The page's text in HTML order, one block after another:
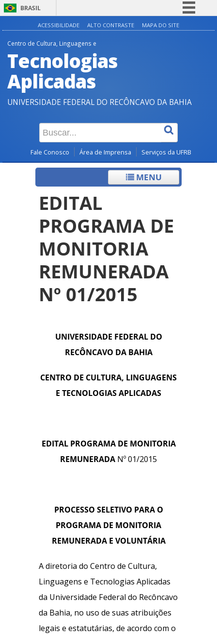
BRASIL
Simplifique!
Canais
ACESSIBILIDADE ALTO CONTRASTE MAPA DO SITE
Centro de Cultura, Linguagens e
Tecnologias
Aplicadas
UNIVERSIDADE FEDERAL DO RECÔNCAVO DA BAHIA
Fale Conosco Área de Imprensa Serviços da UFRB
MENU
EDITAL
PROGRAMA DE
MONITORIA
REMUNERADA
Nº 01/2015
UNIVERSIDADE FEDERAL DO
RECÔNCAVO DA BAHIA
CENTRO DE CULTURA, LINGUAGENS
E TECNOLOGIAS APLICADAS
EDITAL PROGRAMA DE MONITORIA
REMUNERADA Nº 01/2015
PROCESSO SELETIVO PARA O
PROGRAMA DE MONITORIA
REMUNERADA E VOLUNTÁRIA
A diretoria do Centro de Cultura,
Linguagens e Tecnologias Aplicadas
da Universidade Federal do Recôncavo
da Bahia, no uso de suas atribuições
legais e estatutárias, de acordo com o